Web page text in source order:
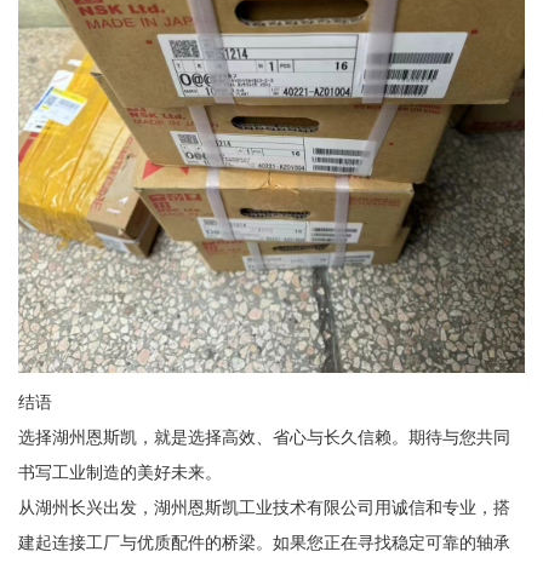
结语
选择湖州恩斯凯，就是选择高效、省心与长久信赖。期待与您共同
书写工业制造的美好未来。
从湖州长兴出发，湖州恩斯凯工业技术有限公司用诚信和专业，搭
建起连接工厂与优质配件的桥梁。如果您正在寻找稳定可靠的轴承